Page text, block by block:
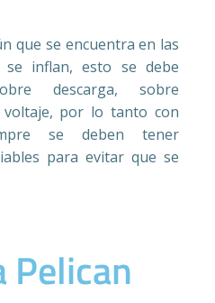
que se encuentra en las
inflan, esto se debe
descarga, sobre
por lo tanto con
se deben tener
para evitar que se
Pelican